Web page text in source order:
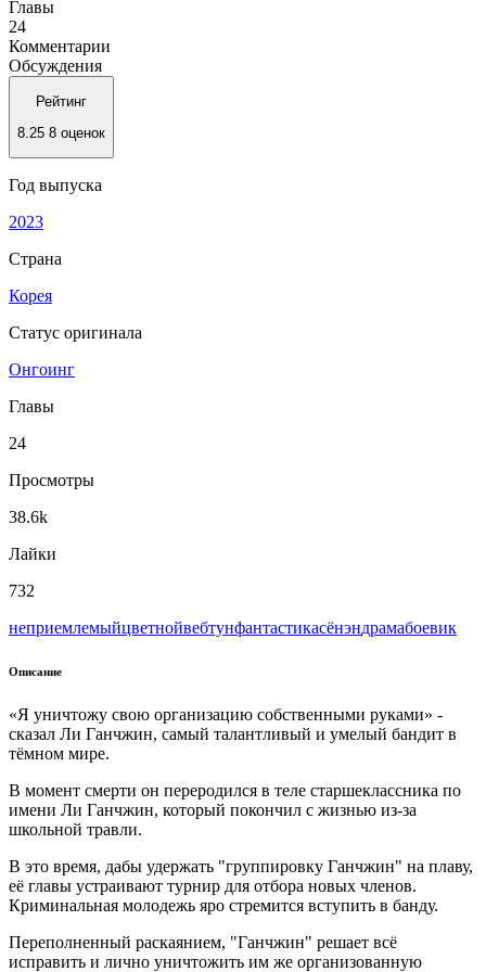
Главы
24
Комментарии
Обсуждения
Рейтинг
8.25 8 оценок
Год выпуска
2023
Страна
Корея
Статус оригинала
Онгоинг
Главы
24
Просмотры
38.6k
Лайки
732
неприемлемыйцветнойвeбтунфантастикасёнэндрамабоевик
Описание
«Я уничтожу свою организацию собственными руками» -
сказал Ли Ганчжин, самый талантливый и умелый бандит в
тёмном мире.
В момент смерти он переродился в теле старшеклассника по
имени Ли Ганчжин, который покончил с жизнью из-за
школьной травли.
В это время, дабы удержать "группировку Ганчжин" на плаву,
её главы устраивают турнир для отбора новых членов.
Криминальная молодежь яро стремится вступить в банду.
Переполненный раскаянием, "Ганчжин" решает всё
исправить и лично уничтожить им же организованную